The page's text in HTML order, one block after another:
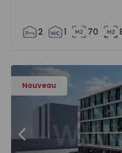
2 1 70
Nouveau
Appartement T1
Précédent